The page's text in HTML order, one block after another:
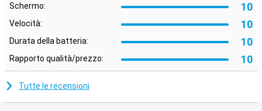
Schermo: 10
Velocità: 10
Durata della batteria: 10
Rapporto qualità/prezzo: 10
Tutte le recensioni